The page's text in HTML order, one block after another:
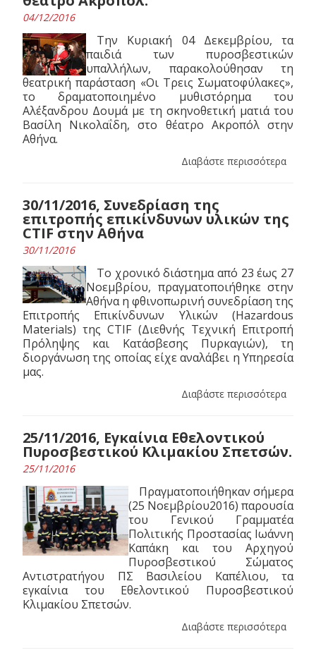
04/12/2016
Την Κυριακή 04 Δεκεμβρίου, τα
παιδιά των πυροσβεστικών
υπαλλήλων, παρακολούθησαν τη
θεατρική παράσταση «Οι Τρεις Σωματοφύλακες»,
το δραματοποιημένο μυθιστόρημα του
Αλέξανδρου Δουμά με τη σκηνοθετική ματιά του
Βασίλη Νικολαΐδη, στο θέατρο Ακροπόλ στην
Αθήνα.
Διαβάστε περισσότερα
30/11/2016, Συνεδρίαση της
επιτροπής επικίνδυνων υλικών της
CTIF στην Αθήνα
30/11/2016
Το χρονικό διάστημα από 23 έως 27
Νοεμβρίου, πραγματοποιήθηκε στην
Αθήνα η φθινοπωρινή συνεδρίαση της
Επιτροπής Επικίνδυνων Υλικών (Hazardous
Materials) της CTIF (Διεθνής Τεχνική Επιτροπή
Πρόληψης και Κατάσβεσης Πυρκαγιών), τη
διοργάνωση της οποίας είχε αναλάβει η Υπηρεσία
μας.
Διαβάστε περισσότερα
25/11/2016, Εγκαίνια Εθελοντικού
Πυροσβεστικού Κλιμακίου Σπετσών.
25/11/2016
Πραγματοποιήθηκαν σήμερα
(25 Νοεμβρίου2016) παρουσία
του Γενικού Γραμματέα
Πολιτικής Προστασίας Ιωάννη
Καπάκη και του Αρχηγού
Πυροσβεστικού Σώματος
Αντιστρατήγου ΠΣ Βασιλείου Καπέλιου, τα
εγκαίνια του Εθελοντικού Πυροσβεστικού
Κλιμακίου Σπετσών.
Διαβάστε περισσότερα